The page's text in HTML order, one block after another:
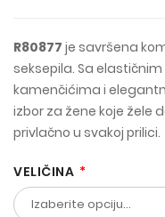
R80877 je savršena
seksepila. Sa
kamenčićima i
izbor za žene koje žele
privlačno u svakoj prilici.
VELIČINA